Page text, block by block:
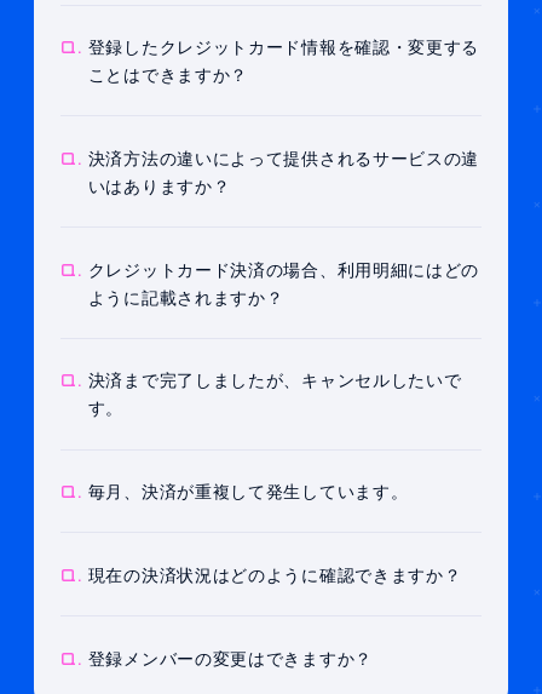
Q. 登録したクレジットカード情報を確認・変更する
ことはできますか？
Q. 決済方法の違いによって提供されるサービスの違
いはありますか？
Q. クレジットカード決済の場合、利用明細にはどの
ように記載されますか？
Q. 決済まで完了しましたが、キャンセルしたいで
す。
Q. 毎月、決済が重複して発生しています。
Q. 現在の決済状況はどのように確認できますか？
Q. 登録メンバーの変更はできますか？